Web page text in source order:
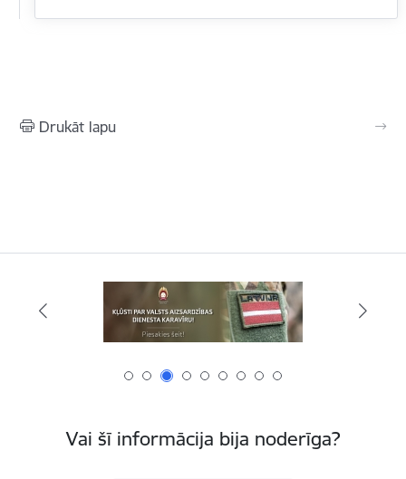
Drukāt lapu
Vai šī informācija bija noderīga?